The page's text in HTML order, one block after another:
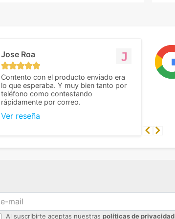
Jose Roa
Contento con el producto enviado era
lo que esperaba. Y muy bien tanto por
teléfono como contestando
rápidamente por correo.
Ver reseña
Previous
Next
Al suscribirte aceptas nuestras políticas de privacidad